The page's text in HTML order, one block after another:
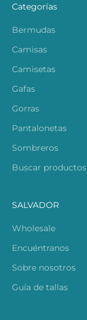
Categorías
Bermudas
Camisas
Camisetas
Gafas
Gorras
Pantalonetas
Sombreros
Buscar productos
SALVADOR
Wholesale
Encuéntranos
Sobre nosotros
Guía de tallas